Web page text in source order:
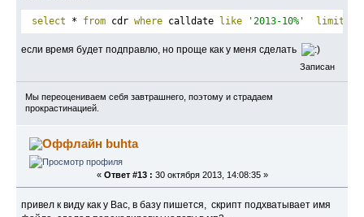
select * from cdr where calldate like '2013-10%' limit
если время будет подправлю, но проще как у меня сделать
Записан
Мы переоцениваем себя завтрашнего, поэтому и страдаем
прокрастинацией.
buhta
« Ответ #13 : 30 октября 2013, 14:08:35 »
привел к виду как у Вас, в базу пишется, скрипт подхватывает имя